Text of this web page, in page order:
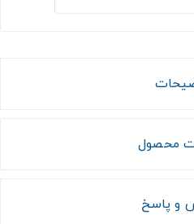
محصول
و پاسخ